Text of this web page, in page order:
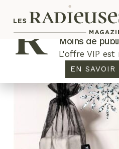
Plus de
Moins de
L'offre VIP
EN SAVOIR